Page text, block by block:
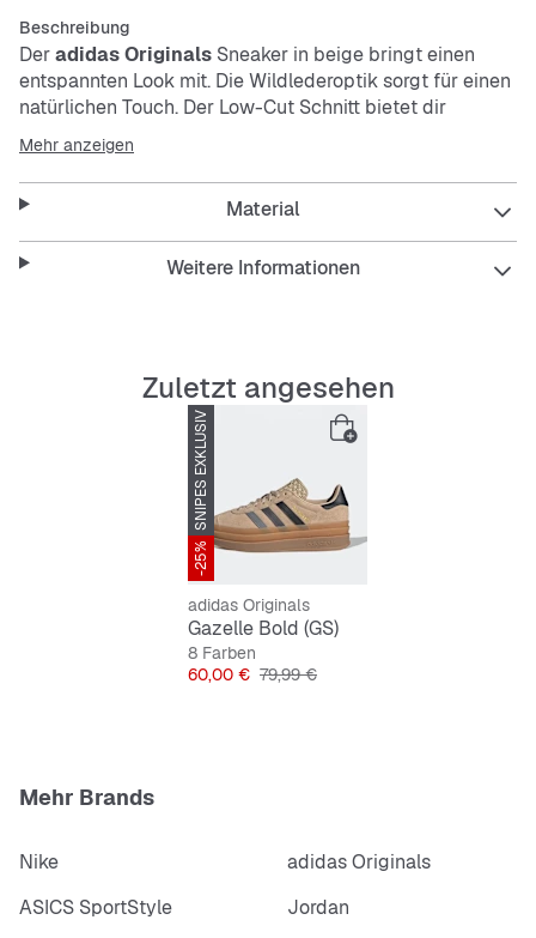
Beschreibung
Deradidas Originals Sneaker in beige bringt einen
entspannten Look mit. Die Wildlederoptik sorgt für einen
natürlichen Touch. Der Low-Cut Schnitt bietet dir
Bewegungsfreiheit und einen lässigen Sitz.
Features:
Robuste, rutschfeste Außensohle
Stoßdämpfend für mehr Komfort
Abriebfest für lange Haltbarkeit
Wildlederoptik für stylisches Design
Mehr anzeigen
Material
Weitere Informationen
Zuletzt angesehen
SNIPES EXKLUSIV
-25%
adidas Originals
Gazelle Bold (GS)
8 Farben
Preis
60,00 € Originalpreis
79,99 €
Mehr Brands
Nike
adidas Originals
ASICS SportStyle
Jordan